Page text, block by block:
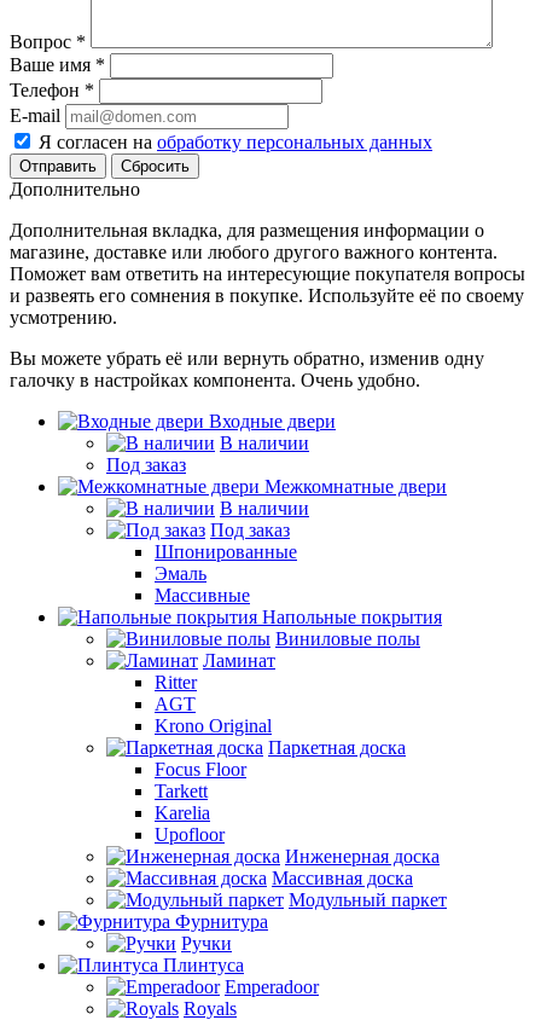
Вопрос *
Ваше имя *
Телефон *
E-mail
Я согласен на обработку персональных данных
Сбросить
Дополнительно
Дополнительная вкладка, для размещения информации о
магазине, доставке или любого другого важного контента.
Поможет вам ответить на интересующие покупателя вопросы
и развеять его сомнения в покупке. Используйте её по своему
усмотрению.
Вы можете убрать её или вернуть обратно, изменив одну
галочку в настройках компонента. Очень удобно.
Входные двери
В наличии
Под заказ
Межкомнатные двери
В наличии
Под заказ
Шпонированные
Эмаль
Массивные
Напольные покрытия
Виниловые полы
Ламинат
Ritter
AGT
Krono Original
Паркетная доска
Focus Floor
Tarkett
Karelia
Upofloor
Инженерная доска
Массивная доска
Модульный паркет
Фурнитура
Ручки
Плинтуса
Emperadoor
Royals